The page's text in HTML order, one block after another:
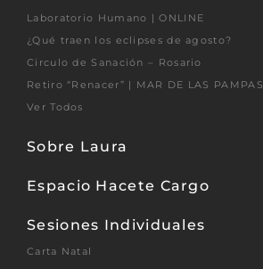
Laboratorio Humano | ONLINE
¿Qué traen los eclipses de agosto?
Circulo de Sanación – Rosario
Retiro “Renacer” | MAR DE LAS PAMPAS
Ver Todos
Sobre Laura
Espacio Hacete Cargo
Sesiones Individuales
Carta Natal